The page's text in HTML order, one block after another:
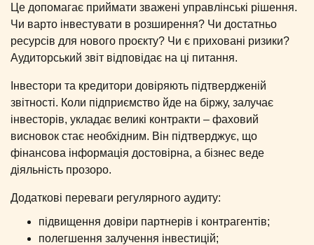
Це допомагає приймати зважені управлінські рішення.
Чи варто інвестувати в розширення? Чи достатньо
ресурсів для нового проєкту? Чи є приховані ризики?
Аудиторський звіт відповідає на ці питання.
Інвестори та кредитори довіряють підтвердженій
звітності. Коли підприємство йде на біржу, залучає
інвесторів, укладає великі контракти – фаховий
висновок стає необхідним. Він підтверджує, що
фінансова інформація достовірна, а бізнес веде
діяльність прозоро.
Додаткові переваги регулярного аудиту:
підвищення довіри партнерів і контрагентів;
полегшення залучення інвестицій;